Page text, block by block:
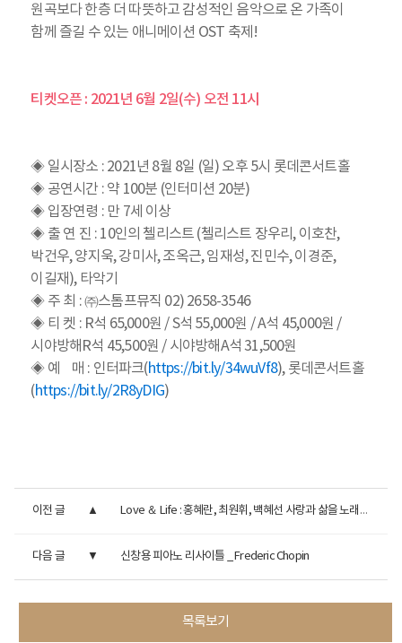
원곡보다 한층 더 따뜻하고 감성적인 음악으로 온 가족이
함께 즐길 수 있는 애니메이션 OST 축제!
티켓오픈 : 2021년 6월 2일(수) 오전 11시
◈ 일시장소 : 2021년 8월 8일 (일) 오후 5시 롯데콘서트홀
◈ 공연시간 : 약 100분 (인터미션 20분)
◈ 입장연령 : 만 7세 이상
◈ 출 연 진 : 10인의 첼리스트 (첼리스트 장우리, 이호찬,
박건우, 양지욱, 강미사, 조옥근, 임재성, 진민수, 이경준,
이길재), 타악기
◈ 주 최 : ㈜스톰프뮤직 02) 2658-3546
◈ 티 켓 : R석 65,000원 / S석 55,000원 / A석 45,000원 /
시야방해R석 45,500원 / 시야방해A석 31,500원
◈ 예 매 : 인터파크(https://bit.ly/34wuVf8), 롯데콘서트홀
(https://bit.ly/2R8yDIG)
이전 글 Love ＆ Life : 홍혜란, 최원휘, 백혜선 사랑과 삶을 노래하다
다음 글 신창용 피아노 리사이틀 _ Frederic Chopin
목록보기